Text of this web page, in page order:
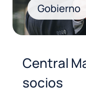
Gobierno
Central
socios